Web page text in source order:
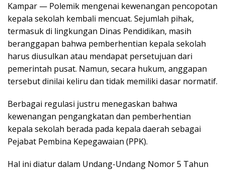
at
s
A
p
p
e
b
o
o
k
e
gr
a
m
ai
l
t ar
e
Kampar — Polemik mengenai kewenangan pencopotan
kepala sekolah kembali mencuat. Sejumlah pihak,
termasuk di lingkungan Dinas Pendidikan, masih
beranggapan bahwa pemberhentian kepala sekolah
harus diusulkan atau mendapat persetujuan dari
pemerintah pusat. Namun, secara hukum, anggapan
tersebut dinilai keliru dan tidak memiliki dasar normatif.
Berbagai regulasi justru menegaskan bahwa
kewenangan pengangkatan dan pemberhentian
kepala sekolah berada pada kepala daerah sebagai
Pejabat Pembina Kepegawaian (PPK).
Hal ini diatur dalam Undang-Undang Nomor 5 Tahun